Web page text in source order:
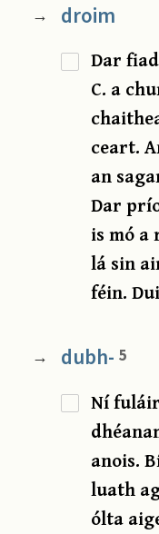
→ droim
Dar
C. a
ceart.
an
Dar
is mó
lá sin
féin.
→ dubh- 5
Ní
anois.
luath
ólta